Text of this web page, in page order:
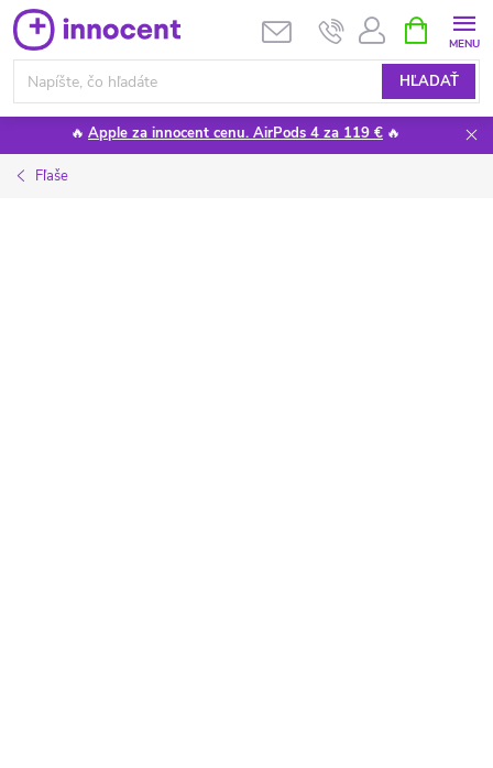
Prejsť
na
obsah
HĽADAŤ
KOŠÍK
🔥 Apple za innocent cenu. AirPods 4 za 119 € 🔥
Fľaše